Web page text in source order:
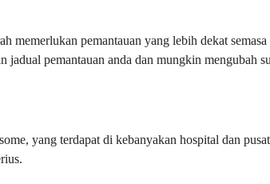
memerlukan pemantauan yang lebih dekat
jadual pemantauan anda dan mungkin mengubah
yang terdapat di kebanyakan hospital dan